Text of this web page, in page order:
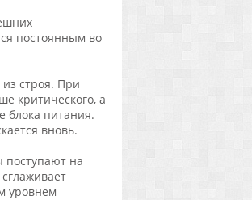
постоянным во
строя. При
критического, а
блока питания.
вновь.
на
уровнем